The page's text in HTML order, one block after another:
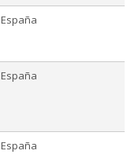
España
España
España